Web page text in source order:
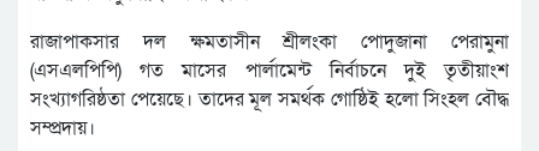
রাজাপাকসার দল ক্ষমতাসীন শ্রীলংকা পোদুজানা পেরামুনা
(এসএলপিপি) গত মাসের পার্লামেন্ট নির্বাচনে দুই তৃতীয়াংশ
সংখ্যাগরিষ্ঠতা পেয়েছে। তাদের মূল সমর্থক গোষ্ঠিই হলো সিংহল বৌদ্ধ
সম্প্রদায়।